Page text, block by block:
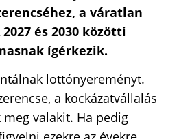
a váratlan
és 2030 közötti
ígérkezik.
lottónyereményt.
a kockázatvállalás
valakit. Ha pedig